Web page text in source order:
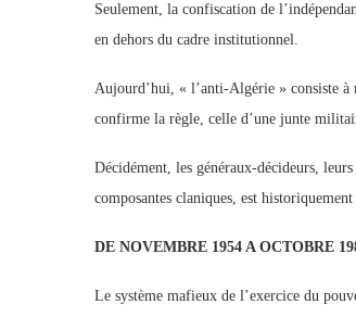
Seulement, la confiscation de
en dehors du cadre institutionnel.
Aujourd’hui, « l’anti-Algérie » consiste
confirme la règle, celle d’une junte
Décidément, les généraux-décideurs,
composantes claniques, est historiquement
DE NOVEMBRE 1954 A OCTOBRE
Le système mafieux de l’exercice du